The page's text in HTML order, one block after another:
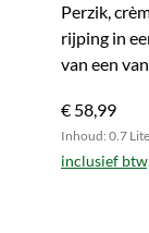
(whic)
Perzik,
rijping in
van een
€ 58,99
Inhoud: 0.7
inclusief